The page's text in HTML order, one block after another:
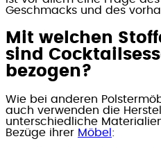
Geschmacks und des
Mit welchen
sind
bezogen?
Wie bei anderen
auch verwenden die
unterschiedliche
Bezüge ihrer Möbel :